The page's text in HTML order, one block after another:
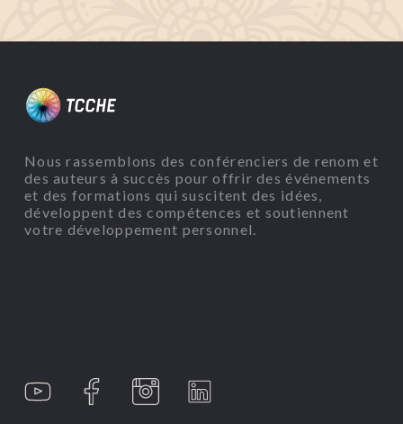
Nous rassemblons des conférenciers de renom et
des auteurs à succès pour offrir des événements
et des formations qui suscitent des idées,
développent des compétences et soutiennent
votre développement personnel.